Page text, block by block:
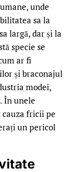
unde
sa la
largă, dar și la
specie se
ar fi
și braconajul
modei,
În unele
fricii pe
un pericol